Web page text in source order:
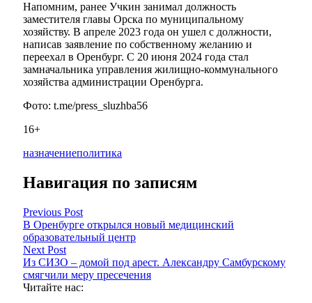
Напомним, ранее Учкин занимал должность
заместителя главы Орска по муниципальному
хозяйству. В апреле 2023 года он ушел с должности,
написав заявление по собственному желанию и
переехал в Оренбург. С 20 июня 2024 года стал
замначальника управления жилищно-коммунального
хозяйства администрации Оренбурга.
Фото: t.me/press_sluzhba56
16+
назначениеполитика
Навигация по записям
Previous Post
В Оренбурге открылся новый медицинский
образовательный центр
Next Post
Из СИЗО – домой под арест. Александру Самбурскому
смягчили меру пресечения
Читайте нас: